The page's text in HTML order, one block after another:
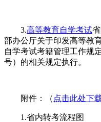
3.高等教育自学考试
部办公厅关于印发高等教
自学考试考籍管理工作规
号）的相关规定执行。
附件：（ 点击此处下
1.省内转考流程图